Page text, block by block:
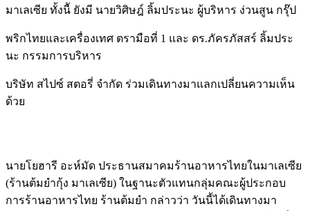
มาเลเซีย ทั้งนีั ยังมี นายวิศิษฎ์ ลิ้มประนะ ผู้บริหาร ง่วนสูน กรุ๊ป
พริกไทยและเครื่องเทศ ตรามือที่ 1 และ ดร.ภัครภัสสร์ ลิ้มประ
นะ กรรมการบริหาร
บริษัท สไปซ์ สตอรี่ จำกัด ร่วมเดินทางมาแลกเปลี่ยนความเห็น
ด้วย
นายโยฮารี อะห์มัด ประธานสมาคมร้านอาหารไทยในมาเลเซีย
(ร้านต้มยำกุ้ง มาเลเซีย) ในฐานะตัวแทนกลุ่มคณะผู้ประกอบ
การร้านอาหารไทย ร้านต้มยำ กล่าวว่า วันนี้ได้เดินทางมา